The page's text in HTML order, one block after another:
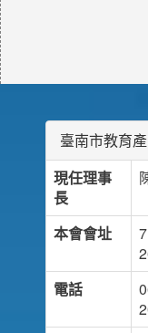
臺南市教育
現任理事
長
本會會址
電話